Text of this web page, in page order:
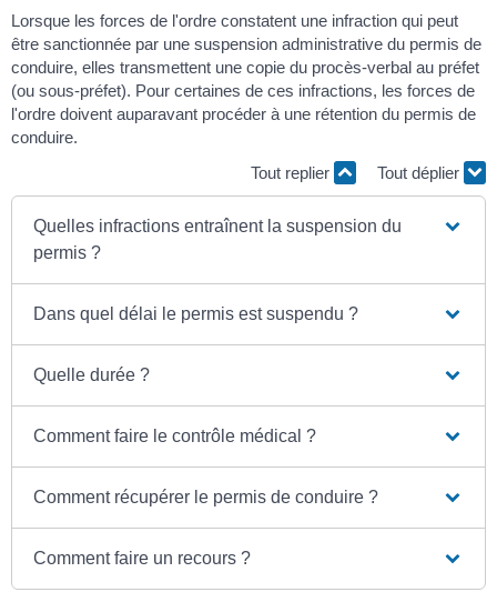
Lorsque les forces de l'ordre constatent une infraction qui peut
être sanctionnée par une suspension administrative du permis de
conduire, elles transmettent une copie du procès-verbal au préfet
(ou sous-préfet). Pour certaines de ces infractions, les forces de
l'ordre doivent auparavant procéder à une rétention du permis de
conduire.
Tout replier
Tout déplier
Quelles infractions entraînent la suspension du
permis ?
Dans quel délai le permis est suspendu ?
Quelle durée ?
Comment faire le contrôle médical ?
Comment récupérer le permis de conduire ?
Comment faire un recours ?